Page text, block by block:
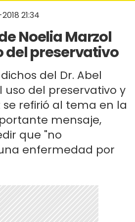
21:34
Noelia Marzol
del preservativo
del Dr. Abel
uso del preservativo y
se refirió al tema en la
mensaje,
que "no
enfermedad por